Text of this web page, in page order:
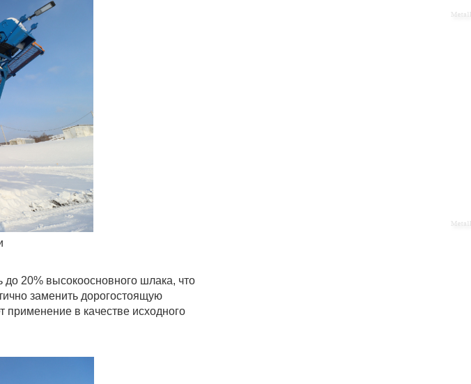
до 20% высокоосновного шлака, что
заменить дорогостоящую
применение в качестве исходного